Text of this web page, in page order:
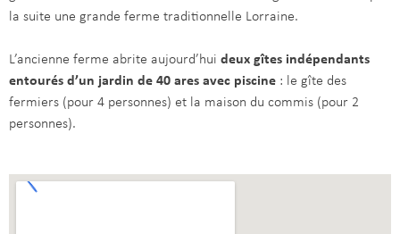
la suite une grande ferme traditionnelle Lorraine.
L’ancienne ferme abrite aujourd’hui deux gîtes indépendants
entourés d’un jardin de 40 ares avec piscine : le gîte des
fermiers (pour 4 personnes) et la maison du commis (pour 2
personnes).